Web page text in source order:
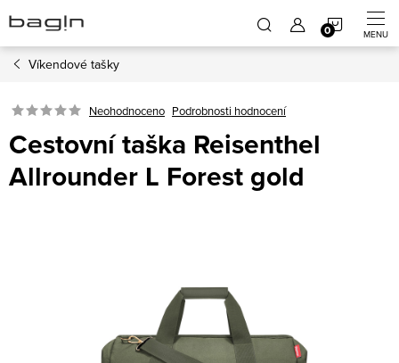
na
obsah
Víkendové tašky
Neohodnoceno Podrobnosti hodnocení
Cestovní taška Reisenthel
Allrounder L Forest gold